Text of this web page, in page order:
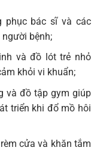
phục bác sĩ và các
bệnh;
và đồ lót trẻ nhỏ
khỏi vi khuẩn;
và đồ tập gym giúp
triển khi đổ mồ hôi
cửa và khăn tắm